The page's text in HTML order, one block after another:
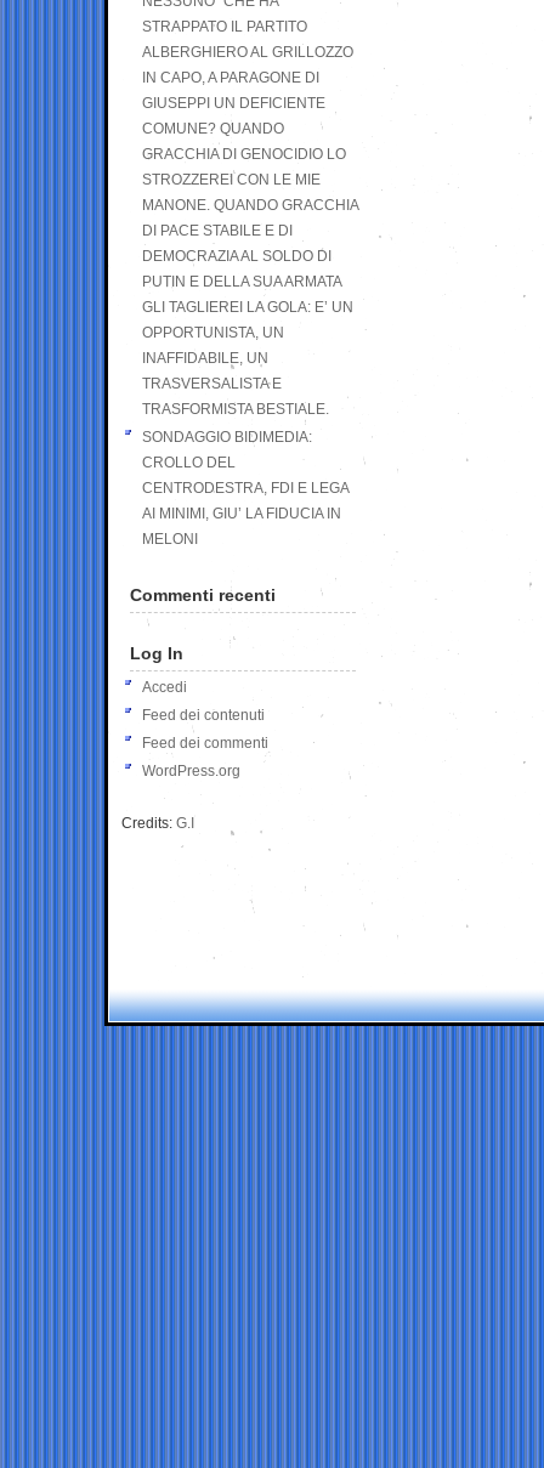
STRAPPATO IL PARTITO
ALBERGHIERO AL GRILLOZZO
IN CAPO, A PARAGONE DI
GIUSEPPI UN DEFICIENTE
COMUNE? QUANDO
GRACCHIA DI GENOCIDIO LO
STROZZEREI CON LE MIE
MANONE. QUANDO GRACCHIA
DI PACE STABILE E DI
DEMOCRAZIA AL SOLDO DI
PUTIN E DELLA SUA ARMATA
GLI TAGLIEREI LA GOLA: E’ UN
OPPORTUNISTA, UN
INAFFIDABILE, UN
TRASVERSALISTA E
TRASFORMISTA BESTIALE.
SONDAGGIO BIDIMEDIA:
CROLLO DEL
CENTRODESTRA, FDI E LEGA
AI MINIMI, GIU’ LA FIDUCIA IN
MELONI
Commenti recenti
Log In
Accedi
Feed dei contenuti
Feed dei commenti
WordPress.org
Credits: G.I